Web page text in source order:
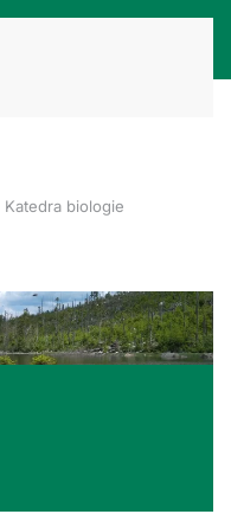
Katedra biologie